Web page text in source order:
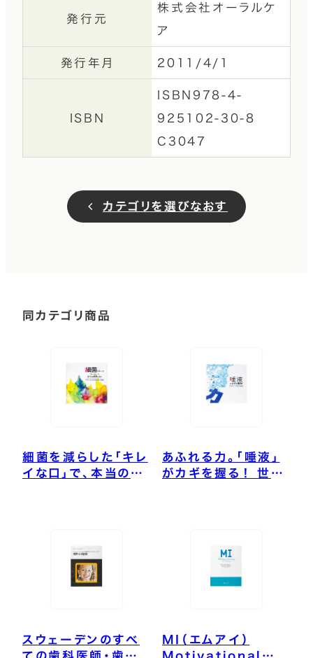
発行元
株式会社オーラルケ
ア
発行年月 2011/4/1
ISBN
ISBN978-4-
925102-30-8
C3047
カテゴリを選びなおす
同カテゴリ商品
細菌を減らした「キレ
イな口」で、本当の健
あふれる力。「唾液」
がカギを握る！ 世界
スウェーデンのすべ
ての歯科医師・歯科
MI（エムアイ）
Motivational